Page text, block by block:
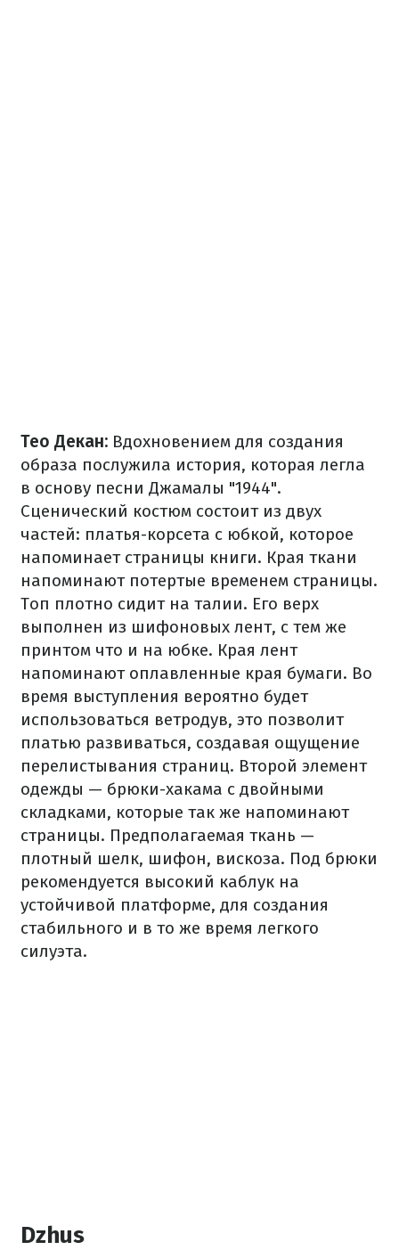
Тео Декан: Вдохновением для создания
образа послужила история, которая легла
в основу песни Джамалы "1944".
Сценический костюм состоит из двух
частей: платья-корсета с юбкой, которое
напоминает страницы книги. Края ткани
напоминают потертые временем страницы.
Топ плотно сидит на талии. Его верх
выполнен из шифоновых лент, с тем же
принтом что и на юбке. Края лент
напоминают оплавленные края бумаги. Во
время выступления вероятно будет
использоваться ветродув, это позволит
платью развиваться, создавая ощущение
перелистывания страниц. Второй элемент
одежды — брюки-хакама с двойными
складками, которые так же напоминают
страницы. Предполагаемая ткань —
плотный шелк, шифон, вискоза. Под брюки
рекомендуется высокий каблук на
устойчивой платформе, для создания
стабильного и в то же время легкого
силуэта.
Dzhus